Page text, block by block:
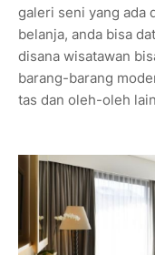
galeri seni yang ada
belanja, anda bisa
disana wisatawan
barang-barang
tas dan oleh-oleh